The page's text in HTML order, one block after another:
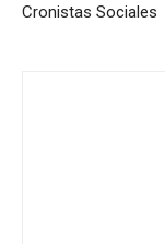
Cronistas Sociales